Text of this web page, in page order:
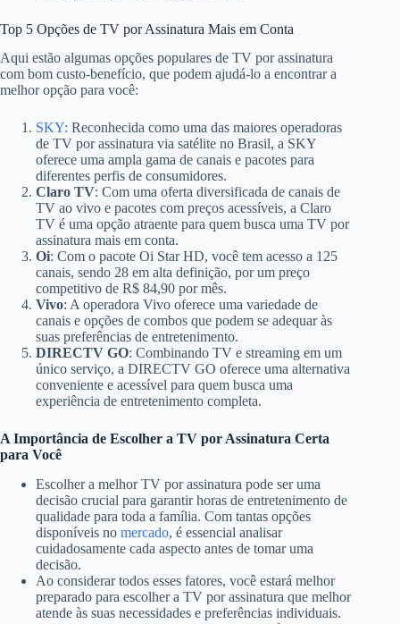
Top 5 Opções de TV por Assinatura Mais em Conta
Aqui estão algumas opções populares de TV por assinatura
com bom custo-benefício, que podem ajudá-lo a encontrar a
melhor opção para você:
SKY: Reconhecida como uma das maiores operadoras
de TV por assinatura via satélite no Brasil, a SKY
oferece uma ampla gama de canais e pacotes para
diferentes perfis de consumidores.
Claro TV: Com uma oferta diversificada de canais de
TV ao vivo e pacotes com preços acessíveis, a Claro
TV é uma opção atraente para quem busca uma TV por
assinatura mais em conta.
Oi: Com o pacote Oi Star HD, você tem acesso a 125
canais, sendo 28 em alta definição, por um preço
competitivo de R$ 84,90 por mês.
Vivo: A operadora Vivo oferece uma variedade de
canais e opções de combos que podem se adequar às
suas preferências de entretenimento.
DIRECTV GO: Combinando TV e streaming em um
único serviço, a DIRECTV GO oferece uma alternativa
conveniente e acessível para quem busca uma
experiência de entretenimento completa.
A Importância de Escolher a TV por Assinatura Certa
para Você
Escolher a melhor TV por assinatura pode ser uma
decisão crucial para garantir horas de entretenimento de
qualidade para toda a família. Com tantas opções
disponíveis no mercado, é essencial analisar
cuidadosamente cada aspecto antes de tomar uma
decisão.
Ao considerar todos esses fatores, você estará melhor
preparado para escolher a TV por assinatura que melhor
atende às suas necessidades e preferências individuais.